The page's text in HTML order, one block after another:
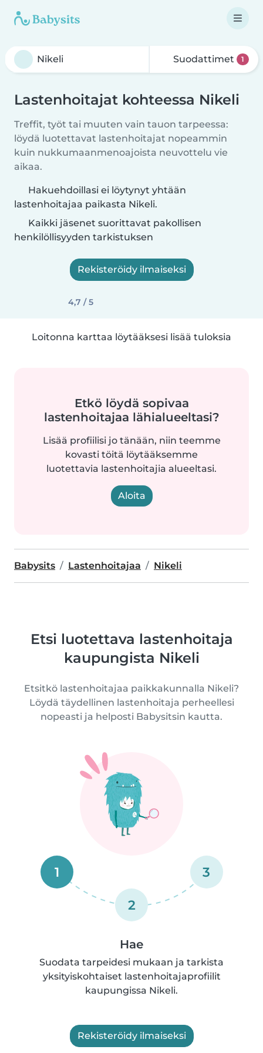
Suodattimet 1
Lastenhoitajat kohteessa Nikeli
Treffit, työt tai muuten vain tauon tarpeessa:
löydä luotettavat lastenhoitajat nopeammin
kuin nukkumaanmenoajoista neuvottelu vie
aikaa.
Hakuehdoillasi ei löytynyt yhtään
lastenhoitajaa paikasta Nikeli.
Kaikki jäsenet suorittavat pakollisen
henkilöllisyyden tarkistuksen
Rekisteröidy ilmaiseksi
4,7 / 5
Loitonna karttaa löytääksesi lisää tuloksia
Etkö löydä sopivaa
lastenhoitajaa lähialueeltasi?
Lisää profiilisi jo tänään, niin teemme
kovasti töitä löytääksemme
luotettavia lastenhoitajia alueeltasi.
Aloita
Babysits Lastenhoitajaa Nikeli
Etsi luotettava lastenhoitaja
kaupungista Nikeli
Etsitkö lastenhoitajaa paikkakunnalla Nikeli?
Löydä täydellinen lastenhoitaja perheellesi
nopeasti ja helposti Babysitsin kautta.
1
2
3
Hae
Suodata tarpeidesi mukaan ja tarkista
yksityiskohtaiset lastenhoitajaprofiilit
kaupungissa Nikeli.
Rekisteröidy ilmaiseksi